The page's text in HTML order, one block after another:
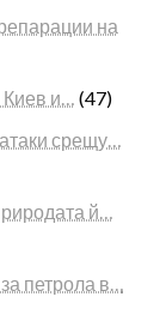
на
Киев и… (47)
срещу…
й…
петрола в…